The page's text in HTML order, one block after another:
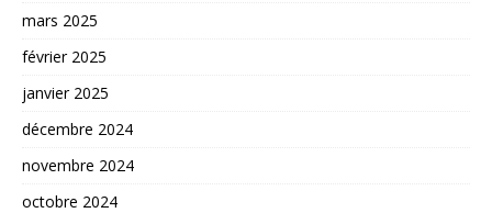
mars 2025
février 2025
janvier 2025
décembre 2024
novembre 2024
octobre 2024